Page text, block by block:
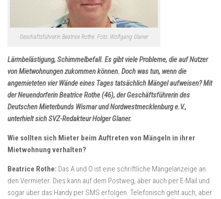
Geschäftsführerin Beatrice Rothe. Foto: Wolfgang Glaner
Lärmbelästigung, Schimmelbefall. Es gibt viele Probleme, die auf Nutzer
von Mietwohnungen zukommen können. Doch was tun, wenn die
angemieteten vier Wände eines Tages tatsächlich Mängel aufweisen? Mit
der Neuendorferin Beatrice Rothe (46), der Geschäftsführerin des
Deutschen Mieterbunds Wismar und Nordwestmecklenburg e.V.,
unterhielt sich SVZ-Redakteur Holger Glaner.
Wie sollten sich Mieter beim Auftreten von Mängeln in ihrer
Mietwohnung verhalten?
Beatrice Rothe: Das A und O ist eine schriftliche Mängelanzeige an
den Vermieter. Dies kann auf dem Postweg, aber auch per E-Mail und
sogar über das Handy per SMS erfolgen. Telefonisch geht auch, aber